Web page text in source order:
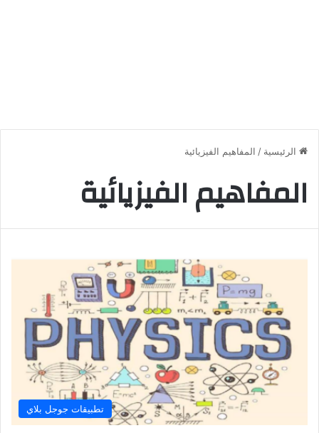
الرئيسية / المفاهيم الفيزيائية
المفاهيم الفيزيائية
تطبيقات جوجل بلاي